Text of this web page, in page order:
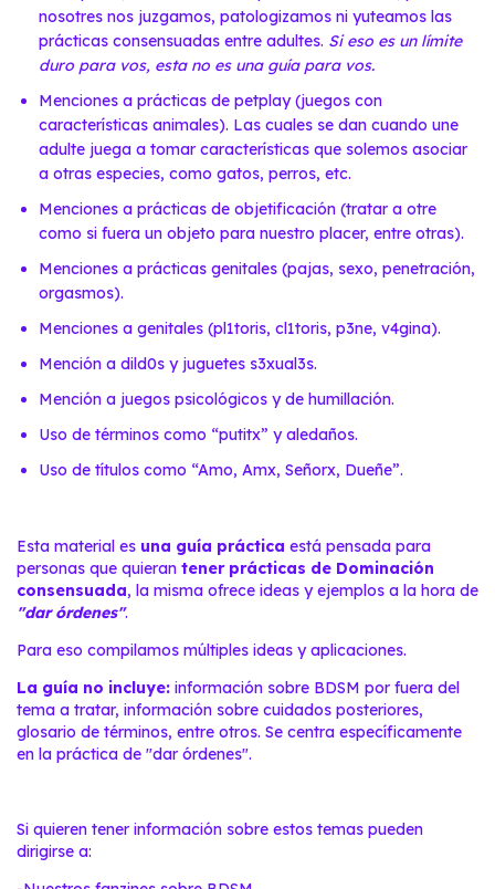
nosotres nos juzgamos, patologizamos ni yuteamos las
prácticas consensuadas entre adultes. Si eso es un límite
duro para vos, esta no es una guía para vos.
Menciones a prácticas de petplay (juegos con
características animales). Las cuales se dan cuando une
adulte juega a tomar características que solemos asociar
a otras especies, como gatos, perros, etc.
Menciones a prácticas de objetificación (tratar a otre
como si fuera un objeto para nuestro placer, entre otras).
Menciones a prácticas genitales (pajas, sexo, penetración,
orgasmos).
Menciones a genitales (pl1toris, cl1toris, p3ne, v4gina).
Mención a dild0s y juguetes s3xual3s.
Mención a juegos psicológicos y de humillación.
Uso de términos como “putitx” y aledaños.
Uso de títulos como “Amo, Amx, Señorx, Dueñe”.
Esta material es una guía práctica está pensada para
personas que quieran tener prácticas de Dominación
consensuada, la misma ofrece ideas y ejemplos a la hora de
"dar órdenes".
Para eso compilamos múltiples ideas y aplicaciones.
La guía no incluye: información sobre BDSM por fuera del
tema a tratar, información sobre cuidados posteriores,
glosario de términos, entre otros. Se centra específicamente
en la práctica de "dar órdenes".
Si quieren tener información sobre estos temas pueden
dirigirse a: